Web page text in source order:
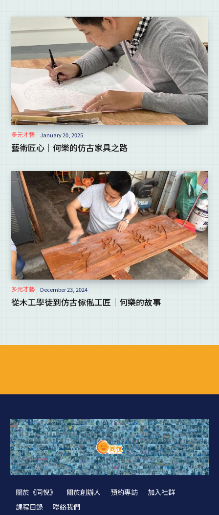
多元才藝 January 20, 2025
藝術匠心｜何樂的仿古家具之路
多元才藝 December 23, 2024
從木工學徒到仿古傢俬工匠｜何樂的故事
關於《同悅》 關於創辦人 預約專訪
加入社群
課程目錄
聯絡我們